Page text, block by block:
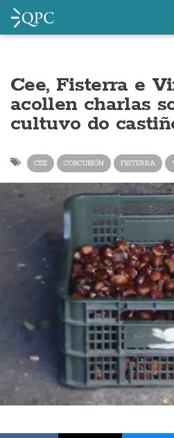
Cee, Fisterra e
acollen charlas
cultuvo do
CEE CORCUBIÓN FISTERRA